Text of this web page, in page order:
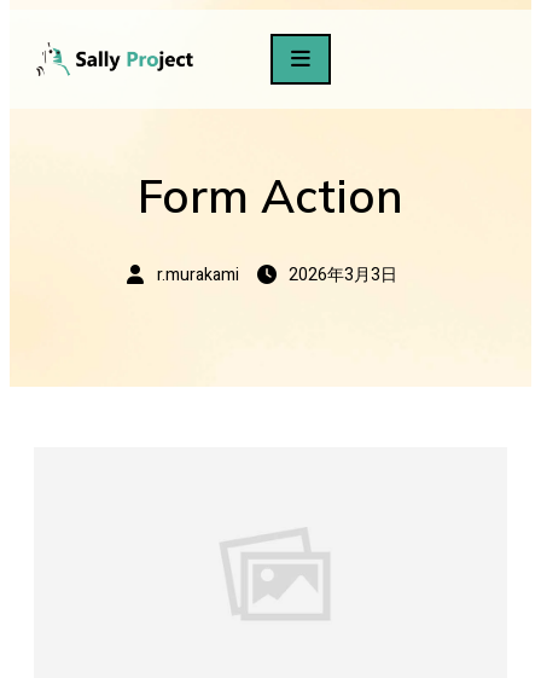
Form Action
r.murakami 2026年3月3日